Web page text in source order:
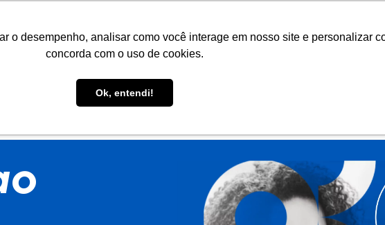
o desempenho, analisar como você interage em nosso site e personalizar
concorda com o uso de cookies.
Ok, entendi!
CURSOS PÓS-GRADUAÇÃO